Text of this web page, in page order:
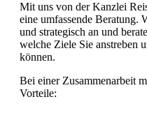
Mit uns von der Kanzlei
eine umfassende Beratung.
und strategisch an und
welche Ziele Sie anstreben
können.
Bei einer Zusammenarbeit
Vorteile: